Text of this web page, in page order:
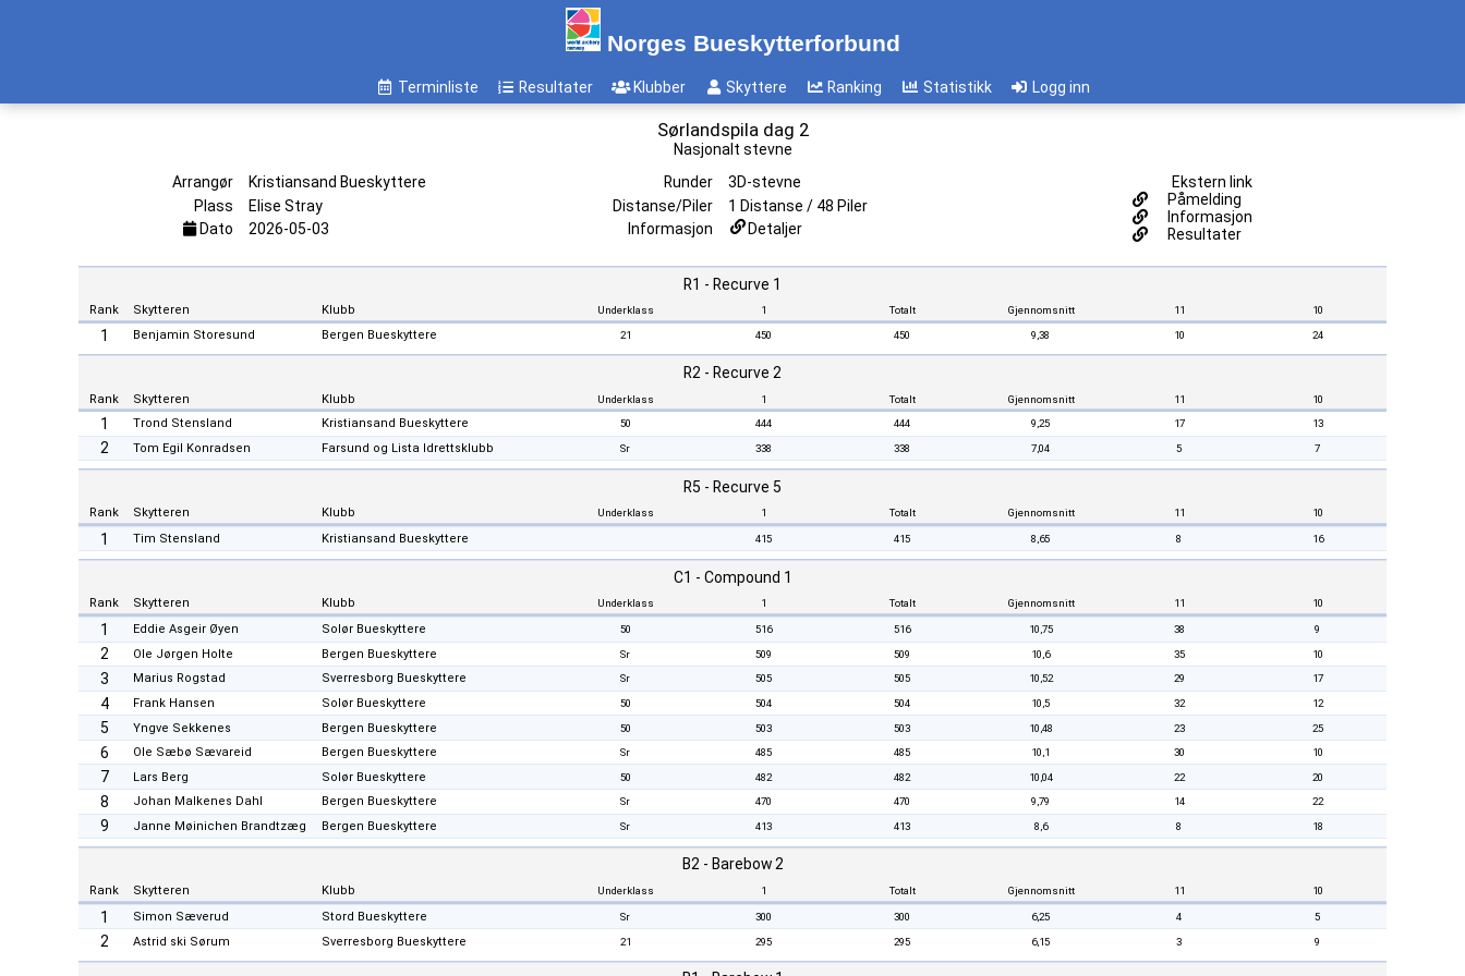
Norges Bueskytterforbund
Terminliste Resultater Klubber Skyttere Ranking Statistikk Logg inn
Sørlandspila dag 2
Nasjonalt stevne
Arrangør
Kristiansand Bueskyttere
Plass
Elise Stray
Dato
2026-05-03
Runder
3D-stevne
Distanse/Piler
1 Distanse / 48 Piler
Informasjon
Detaljer
Ekstern link
Påmelding
Informasjon
Resultater
R1 - Recurve 1
Rank Skytteren Klubb Underklass 1 Totalt Gjennomsnitt 11 10
1 Benjamin Storesund Bergen Bueskyttere 21 450 450 9,38 10 24
R2 - Recurve 2
Rank Skytteren Klubb Underklass 1 Totalt Gjennomsnitt 11 10
1 Trond Stensland Kristiansand Bueskyttere 50 444 444 9,25 17 13
2 Tom Egil Konradsen Farsund og Lista Idrettsklubb Sr 338 338 7,04 5 7
R5 - Recurve 5
Rank Skytteren Klubb Underklass 1 Totalt Gjennomsnitt 11 10
1 Tim Stensland Kristiansand Bueskyttere 415 415 8,65 8 16
C1 - Compound 1
Rank Skytteren Klubb Underklass 1 Totalt Gjennomsnitt 11 10
1 Eddie Asgeir Øyen Solør Bueskyttere 50 516 516 10,75 38 9
2 Ole Jørgen Holte Bergen Bueskyttere Sr 509 509 10,6 35 10
3 Marius Rogstad Sverresborg Bueskyttere Sr 505 505 10,52 29 17
4 Frank Hansen Solør Bueskyttere 50 504 504 10,5 32 12
5 Yngve Sekkenes Bergen Bueskyttere 50 503 503 10,48 23 25
6 Ole Sæbø Sævareid Bergen Bueskyttere Sr 485 485 10,1 30 10
7 Lars Berg Solør Bueskyttere 50 482 482 10,04 22 20
8 Johan Malkenes Dahl Bergen Bueskyttere Sr 470 470 9,79 14 22
9 Janne Møinichen Brandtzæg Bergen Bueskyttere Sr 413 413 8,6 8 18
B2 - Barebow 2
Rank Skytteren Klubb Underklass 1 Totalt Gjennomsnitt 11 10
1 Simon Sæverud Stord Bueskyttere Sr 300 300 6,25 4 5
2 Astrid ski Sørum Sverresborg Bueskyttere 21 295 295 6,15 3 9